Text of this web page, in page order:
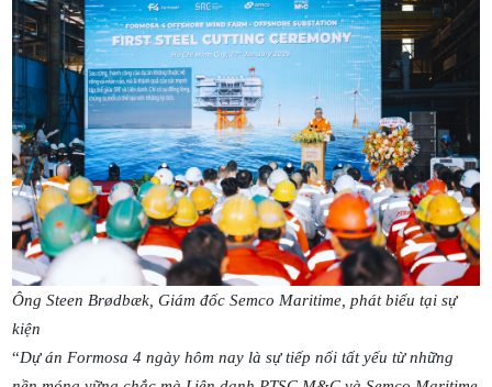
Ông Steen Brødbæk, Giám đốc Semco Maritime, phát biểu tại sự
kiện
“Dự án Formosa 4 ngày hôm nay là sự tiếp nối tất yếu từ những